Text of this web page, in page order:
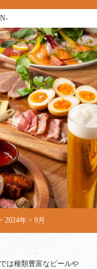
2024年 >9月
は種類豊富なビールや